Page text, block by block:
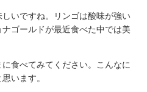
いですね。リンゴは酸味が強い
ゴールドが最近食べた中では美
食べてみてください。こんなに
います。